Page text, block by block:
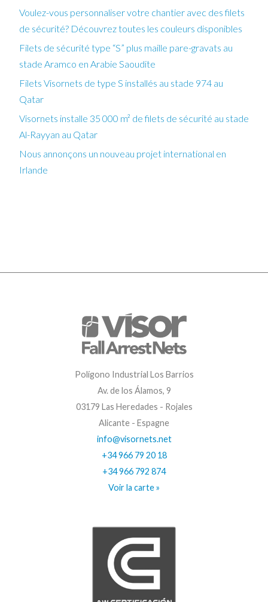
Voulez-vous personnaliser votre chantier avec des filets
de sécurité? Découvrez toutes les couleurs disponibles
Filets de sécurité type “S” plus maille pare-gravats au
stade Aramco en Arabie Saoudite
Filets Visornets de type S installés au stade 974 au
Qatar
Visornets installe 35 000 m² de filets de sécurité au stade
Al-Rayyan au Qatar
Nous annonçons un nouveau projet international en
Irlande
Polígono Industrial Los Barrios
Av. de los Álamos, 9
03179 Las Heredades - Rojales
Alicante - Espagne
info@visornets.net
+34 966 79 20 18
+34 966 792 874
Voir la carte »